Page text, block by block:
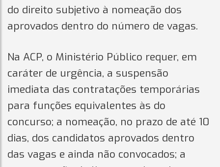
do direito subjetivo à nomeação dos
aprovados dentro do número de vagas.
Na ACP, o Ministério Público requer, em
caráter de urgência, a suspensão
imediata das contratações temporárias
para funções equivalentes às do
concurso; a nomeação, no prazo de até 10
dias, dos candidatos aprovados dentro
das vagas e ainda não convocados; a